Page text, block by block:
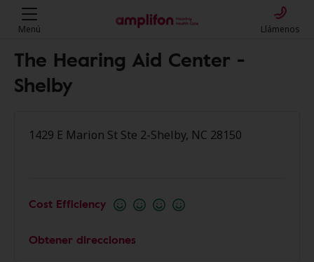
Menú Llámenos
The Hearing Aid Center -
Shelby
1429 E Marion St Ste 2-Shelby, NC 28150
Cost Efficiency
Obtener direcciones